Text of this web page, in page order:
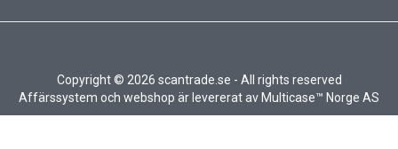
Copyright © 2026 scantrade.se - All rights reserved
Affärssystem och webshop är levererat av Multicase™ Norge AS